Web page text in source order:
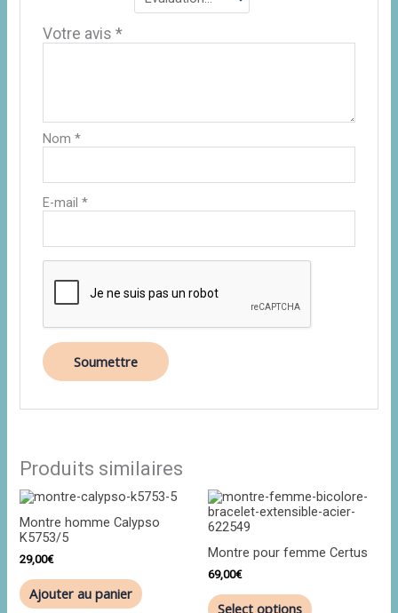
Votre avis *
Nom *
E-mail *
Produits similaires
Montre homme Calypso
K5753/5
29,00€
Ajouter au panier
Montre pour femme Certus
69,00€
Select options